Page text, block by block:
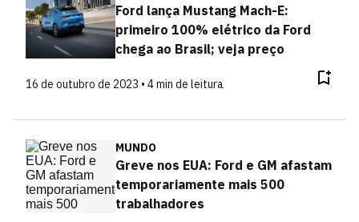
Ford lança Mustang Mach-E:
primeiro 100% elétrico da Ford
chega ao Brasil; veja preço
16 de outubro de 2023 • 4 min de leitura
MUNDO
Greve nos EUA: Ford e GM afastam
temporariamente mais 500
trabalhadores